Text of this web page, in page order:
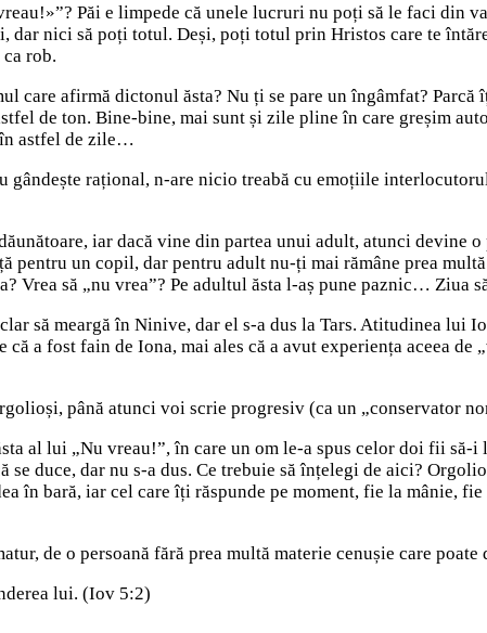
Păi e limpede că unele lucruri nu poți să le faci din
nici să poți totul. Deși, poți totul prin Hristos care te
rob.
care afirmă dictonul ăsta? Nu ți se pare un îngâmfat?
de ton. Bine-bine, mai sunt și zile pline în care greșim
astfel de zile…
rațional, n-are nicio treabă cu emoțiile
iar dacă vine din partea unui adult, atunci devine
pentru un copil, dar pentru adult nu-ți mai rămâne prea
Vrea să „nu vrea”? Pe adultul ăsta l-aș pune paznic… Ziua
să meargă în Ninive, dar el s-a dus la Tars. Atitudinea lui
a fost fain de Iona, mai ales că a avut experiența aceea
până atunci voi scrie progresiv (ca un „conservator
al lui „Nu vreau!”, în care un om le-a spus celor doi fii
duce, dar nu s-a dus. Ce trebuie să înțelegi de aici?
în bară, iar cel care îți răspunde pe moment, fie la mânie,
de o persoană fără prea multă materie cenușie care
lui. (Iov 5:2)